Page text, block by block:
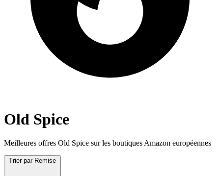
Old Spice
Meilleures offres Old Spice sur les boutiques Amazon européennes
Trier par Remise